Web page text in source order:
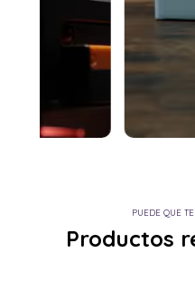
PUEDE QUE
Productos